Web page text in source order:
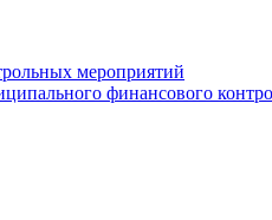
мероприятий
финансового